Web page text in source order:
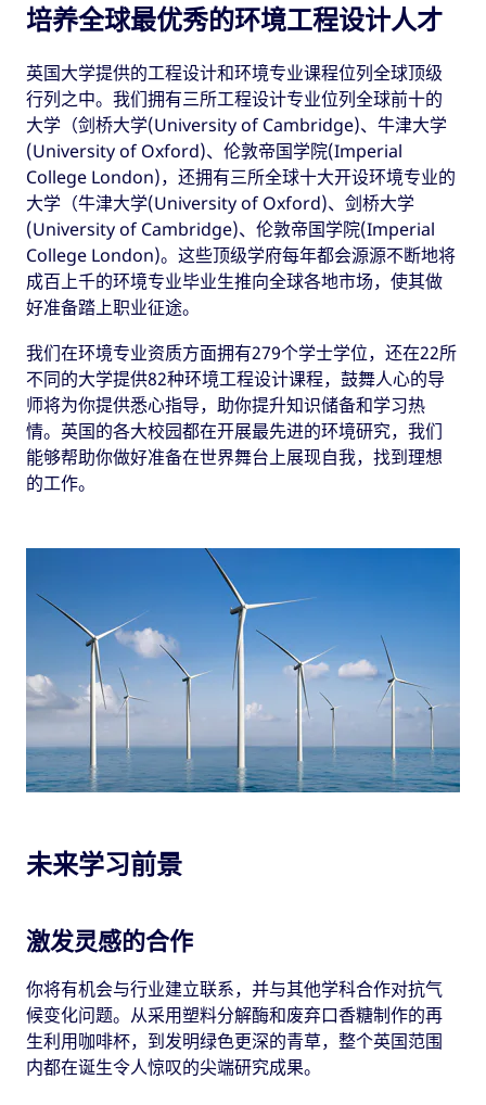
培养全球最优秀的环境工程设计人才
英国大学提供的工程设计和环境专业课程位列全球顶级
行列之中。我们拥有三所工程设计专业位列全球前十的
大学（剑桥大学(University of Cambridge)、牛津大学
(University of Oxford)、伦敦帝国学院(Imperial
College London)，还拥有三所全球十大开设环境专业的
大学（牛津大学(University of Oxford)、剑桥大学
(University of Cambridge)、伦敦帝国学院(Imperial
College London)。这些顶级学府每年都会源源不断地将
成百上千的环境专业毕业生推向全球各地市场，使其做
好准备踏上职业征途。
我们在环境专业资质方面拥有279个学士学位，还在22所
不同的大学提供82种环境工程设计课程，鼓舞人心的导
师将为你提供悉心指导，助你提升知识储备和学习热
情。英国的各大校园都在开展最先进的环境研究，我们
能够帮助你做好准备在世界舞台上展现自我，找到理想
的工作。
未来学习前景
激发灵感的合作
你将有机会与行业建立联系，并与其他学科合作对抗气
候变化问题。从采用塑料分解酶和废弃口香糖制作的再
生利用咖啡杯，到发明绿色更深的青草，整个英国范围
内都在诞生令人惊叹的尖端研究成果。